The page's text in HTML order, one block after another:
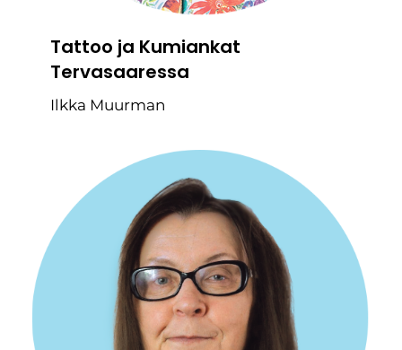
Tattoo ja Kumiankat
Tervasaaressa
Ilkka Muurman